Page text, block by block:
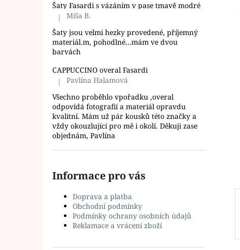
Šaty Fasardi s vázáním v pase tmavě modré
Hodnocení produktu je 5 z 5 hvězdiček.
|
Míša B.
Šaty jsou velmi hezky provedené, příjemný
materiál.m, pohodlné...mám ve dvou
barvách
CAPPUCCINO overal Fasardi
Hodnocení produktu je 5 z 5 hvězdiček.
|
Pavlína Halamová
Všechno proběhlo vpořadku ,overal
odpovídá fotografií a materiál opravdu
kvalitní. Mám už pár kousků této značky a
vždy okouzlující pro mě i okolí. Děkuji zase
objednám, Pavlína
Informace pro vás
Doprava a platba
Obchodní podmínky
Podmínky ochrany osobních údajů
Reklamace a vrácení zboží